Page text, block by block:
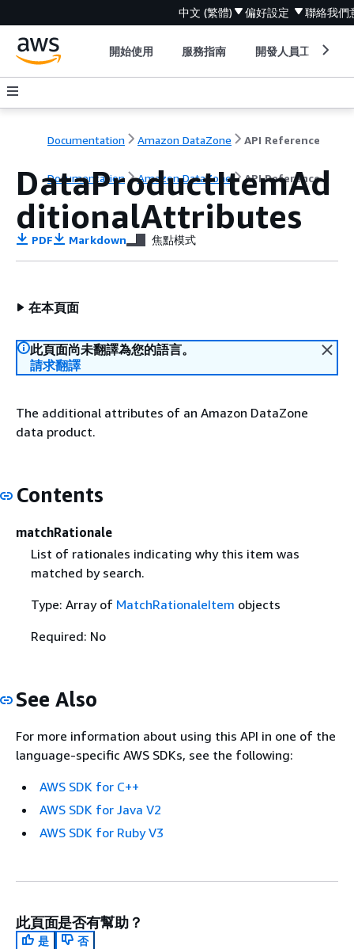
中文 (繁體) 偏好設定 聯絡我們
開始使用 服務指南 開發人員工具
Documentation Amazon DataZone API Reference
Documentation Amazon DataZone API Reference
DataProductItemAd
ditionalAttributes
PDF Markdown 焦點模式
在本頁面
此頁面尚未翻譯為您的語言。
請求翻譯
The additional attributes of an Amazon DataZone
data product.
Contents
matchRationale
List of rationales indicating why this item was
matched by search.
Type: Array of MatchRationaleItem objects
Required: No
See Also
For more information about using this API in one of the
language-specific AWS SDKs, see the following:
AWS SDK for C++
AWS SDK for Java V2
AWS SDK for Ruby V3
此頁面是否有幫助？
是
否